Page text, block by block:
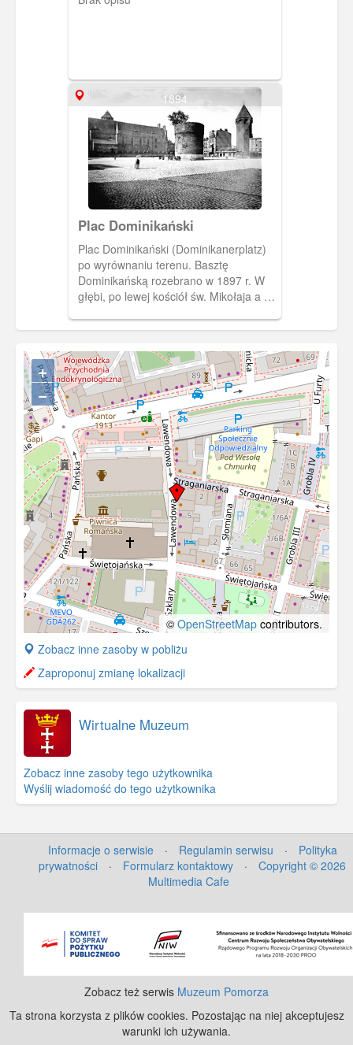
1894
Plac Dominikański
Plac Dominikański (Dominikanerplatz)
po wyrównaniu terenu. Basztę
Dominikańską rozebrano w 1897 r. W
głębi, po lewej kościół św. Mikołaja a po
(Junkergasse). (Fot. E. Mertens, 1894)
+
−
©OpenStreetMap contributors.
+
−
Zobacz inne zasoby w pobliżu
Zaproponuj zmianę lokalizacji
Wirtualne Muzeum
Zobacz inne zasoby tego użytkownika
Wyślij wiadomość do tego użytkownika
Informacje o serwisie · Regulamin serwisu ·
Polityka
prywatności
· Formularz kontaktowy ·
Copyright © 2026
Multimedia Cafe
Zobacz też serwis Muzeum Pomorza
Ta strona korzysta z plików cookies. Pozostając na niej akceptujesz
warunki ich używania.